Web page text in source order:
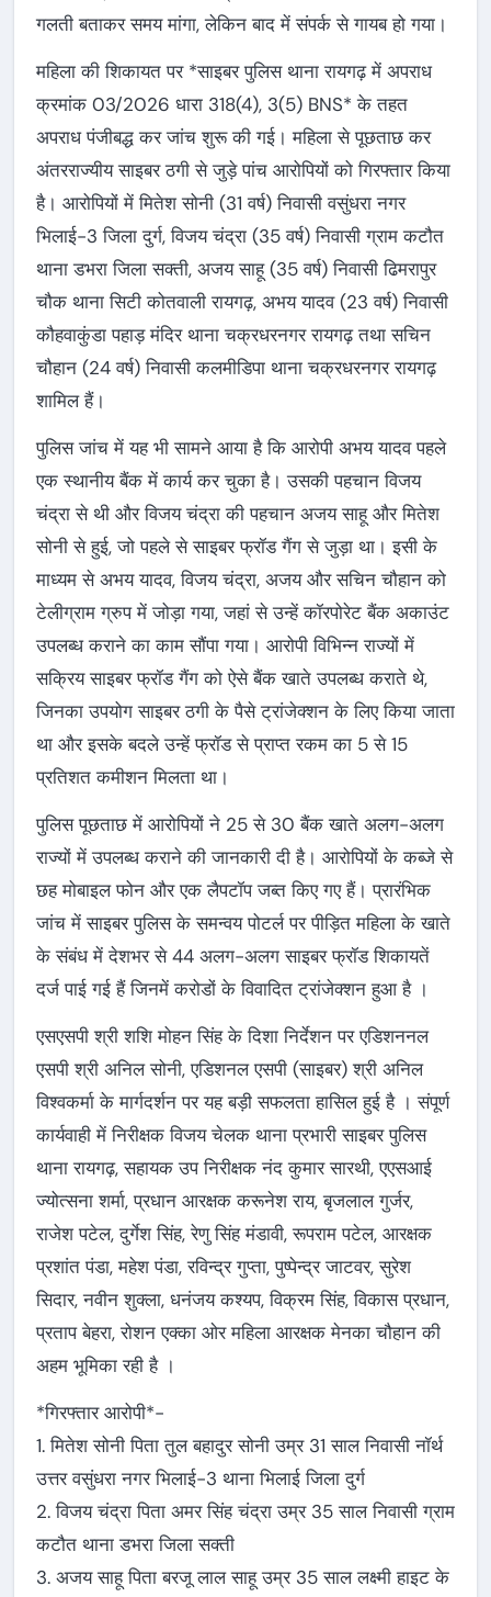
गलती बताकर समय मांगा, लेकिन बाद में संपर्क से गायब हो गया।
महिला की शिकायत पर *साइबर पुलिस थाना रायगढ़ में अपराध
क्रमांक 03/2026 धारा 318(4), 3(5) BNS* के तहत
अपराध पंजीबद्ध कर जांच शुरू की गई। महिला से पूछताछ कर
अंतरराज्यीय साइबर ठगी से जुड़े पांच आरोपियों को गिरफ्तार किया
है। आरोपियों में मितेश सोनी (31 वर्ष) निवासी वसुंधरा नगर
भिलाई-3 जिला दुर्ग, विजय चंद्रा (35 वर्ष) निवासी ग्राम कटौत
थाना डभरा जिला सक्ती, अजय साहू (35 वर्ष) निवासी ढिमरापुर
चौक थाना सिटी कोतवाली रायगढ़, अभय यादव (23 वर्ष) निवासी
कौहवाकुंडा पहाड़ मंदिर थाना चक्रधरनगर रायगढ़ तथा सचिन
चौहान (24 वर्ष) निवासी कलमीडिपा थाना चक्रधरनगर रायगढ़
शामिल हैं।
पुलिस जांच में यह भी सामने आया है कि आरोपी अभय यादव पहले
एक स्थानीय बैंक में कार्य कर चुका है। उसकी पहचान विजय
चंद्रा से थी और विजय चंद्रा की पहचान अजय साहू और मितेश
सोनी से हुई, जो पहले से साइबर फ्रॉड गैंग से जुड़ा था। इसी के
माध्यम से अभय यादव, विजय चंद्रा, अजय और सचिन चौहान को
टेलीग्राम ग्रुप में जोड़ा गया, जहां से उन्हें कॉरपोरेट बैंक अकाउंट
उपलब्ध कराने का काम सौंपा गया। आरोपी विभिन्न राज्यों में
सक्रिय साइबर फ्रॉड गैंग को ऐसे बैंक खाते उपलब्ध कराते थे,
जिनका उपयोग साइबर ठगी के पैसे ट्रांजेक्शन के लिए किया जाता
था और इसके बदले उन्हें फ्रॉड से प्राप्त रकम का 5 से 15
प्रतिशत कमीशन मिलता था।
पुलिस पूछताछ में आरोपियों ने 25 से 30 बैंक खाते अलग-अलग
राज्यों में उपलब्ध कराने की जानकारी दी है। आरोपियों के कब्जे से
छह मोबाइल फोन और एक लैपटॉप जब्त किए गए हैं। प्रारंभिक
जांच में साइबर पुलिस के समन्वय पोटर्ल पर पीड़ित महिला के खाते
के संबंध में देशभर से 44 अलग-अलग साइबर फ्रॉड शिकायतें
दर्ज पाई गई हैं जिनमें करोडों के विवादित ट्रांजेक्शन हुआ है ।
एसएसपी श्री शशि मोहन सिंह के दिशा निर्देशन पर एडिशननल
एसपी श्री अनिल सोनी, एडिशनल एसपी (साइबर) श्री अनिल
विश्वकर्मा के मार्गदर्शन पर यह बड़ी सफलता हासिल हुई है । संपूर्ण
कार्यवाही में निरीक्षक विजय चेलक थाना प्रभारी साइबर पुलिस
थाना रायगढ़, सहायक उप निरीक्षक नंद कुमार सारथी, एएसआई
ज्योत्सना शर्मा, प्रधान आरक्षक करूनेश राय, बृजलाल गुर्जर,
राजेश पटेल, दुर्गेश सिंह, रेणु सिंह मंडावी, रूपराम पटेल, आरक्षक
प्रशांत पंडा, महेश पंडा, रविन्द्र गुप्ता, पुष्पेन्द्र जाटवर, सुरेश
सिदार, नवीन शुक्ला, धनंजय कश्यप, विक्रम सिंह, विकास प्रधान,
प्रताप बेहरा, रोशन एक्का ओर महिला आरक्षक मेनका चौहान की
अहम भूमिका रही है ।
*गिरफ्तार आरोपी*-
1. मितेश सोनी पिता तुल बहादुर सोनी उम्र 31 साल निवासी नॉर्थ
उत्तर वसुंधरा नगर भिलाई-3 थाना भिलाई जिला दुर्ग
2. विजय चंद्रा पिता अमर सिंह चंद्रा उम्र 35 साल निवासी ग्राम
कटौत थाना डभरा जिला सक्ती
3. अजय साहू पिता बरजू लाल साहू उम्र 35 साल लक्ष्मी हाइट के